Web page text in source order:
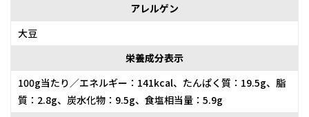
アレルゲン
大豆
栄養成分表示
100g当たり／エネルギー：141kcal、たんぱく質：19.5g、脂
質：2.8g、炭水化物：9.5g、食塩相当量：5.9g